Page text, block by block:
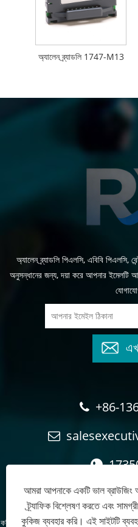
অ্যালেন ব্র্যাডলি 1747-M13
অ্যালেন ব্র্যাডলি পিএলসি, এবিবি পিএলসি,
অনুসন্ধানের জন্য, দয়া করে আপনার ইমেলটি
+86-
কপিরাইট © 2024Zhangzhou Rayon
আমরা আপনাকে একটি ভাল ব্রাউজিং
ট্র্যাফিক বিশ্লেষণ করতে এবং
কুকিজ ব্যবহার করি। এই সাইটটি